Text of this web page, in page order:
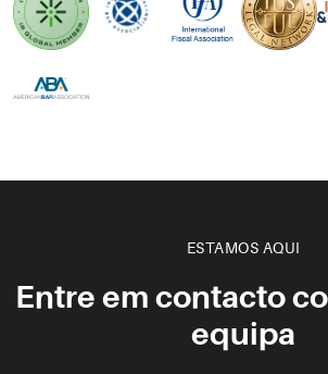
ESTAMOS AQUI
Entre em contacto
equipa